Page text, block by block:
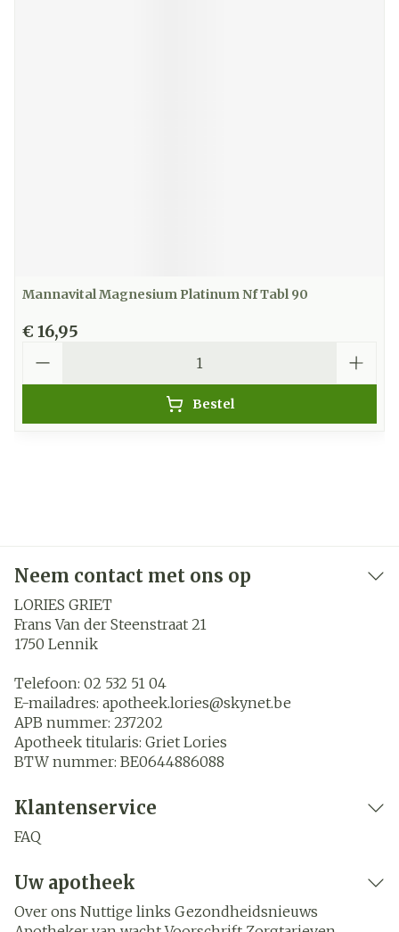
Mannavital Magnesium Platinum Nf Tabl 90
€ 16,95
Bestel
Neem contact met ons op
LORIES GRIET
Frans Van der Steenstraat 21
1750 Lennik
Telefoon: 02 532 51 04
E-mailadres: apotheek.lories@skynet.be
APB nummer: 237202
Apotheek titularis: Griet Lories
BTW nummer: BE0644886088
Klantenservice
FAQ
Uw apotheek
Over ons Nuttige links Gezondheidsnieuws